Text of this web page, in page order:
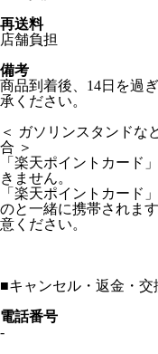
再送料
店舗負担
備考
商品到着後、14日を過
承ください。
＜ ガソリンスタンドな
合 ＞
「楽天ポイントカード
きません。
「楽天ポイントカード
のと一緒に携帯されま
意ください。
■キャンセル・返金・交
電話番号
-